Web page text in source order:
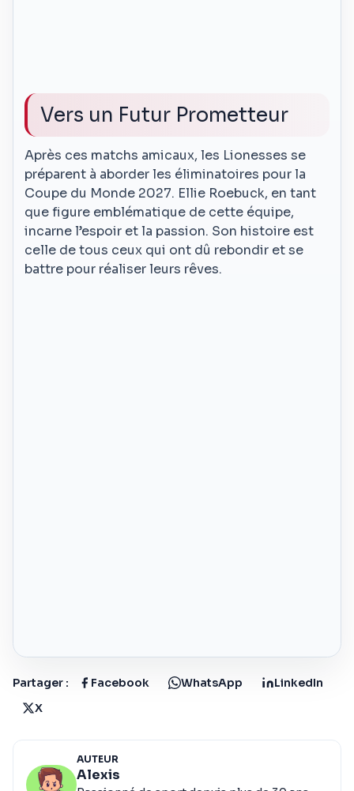
Vers un Futur Prometteur
Après ces matchs amicaux, les Lionesses se
préparent à aborder les éliminatoires pour la
Coupe du Monde 2027. Ellie Roebuck, en tant
que figure emblématique de cette équipe,
incarne l’espoir et la passion. Son histoire est
celle de tous ceux qui ont dû rebondir et se
battre pour réaliser leurs rêves.
Partager : Facebook WhatsApp
LinkedIn
X
AUTEUR
Alexis